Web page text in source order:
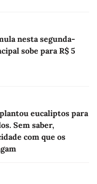
nesta segunda-
sobe para R$ 5
eucaliptos para
Sem saber,
com que os